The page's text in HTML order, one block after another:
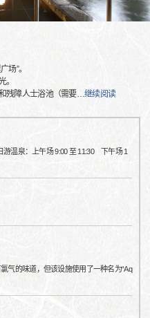
场”。
。
残障人士浴池（需要…继续阅读
温泉：上午场 9:00 至 11:30 下午场 1
气的味道，但该设施使用了一种名为“Aq